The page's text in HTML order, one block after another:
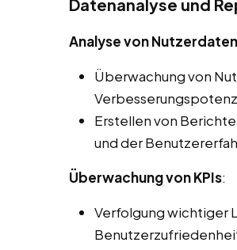
Datenanalyse und
Analyse von Nutzerdaten
Überwachung von
Erstellen von
und der
Überwachung von KPIs:
Verfolgung wichtiger